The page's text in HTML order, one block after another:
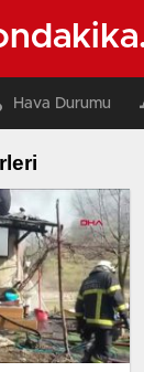
Hava Durumu